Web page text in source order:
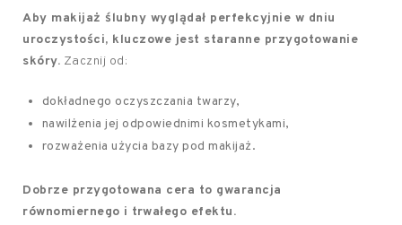
Aby makijaż ślubny wyglądał perfekcyjnie w dniu
uroczystości, kluczowe jest staranne przygotowanie
skóry. Zacznij od:
dokładnego oczyszczania twarzy,
nawilżenia jej odpowiednimi kosmetykami,
rozważenia użycia bazy pod makijaż.
Dobrze przygotowana cera to gwarancja
równomiernego i trwałego efektu.